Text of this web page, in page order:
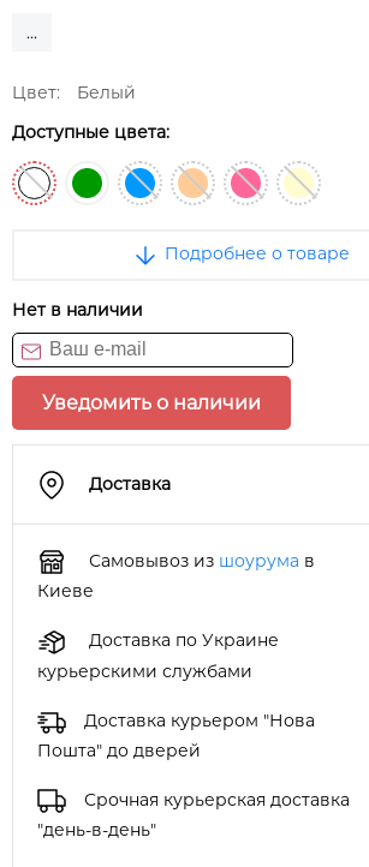
...
Цвет:
Белый
Доступные цвета:
Подробнее о товаре
Нет в наличии
Уведомить о наличии
Доставка
Самовывоз из шоурума в
Киеве
Доставка по Украине
курьерскими службами
Доставка курьером "Нова
Пошта" до дверей
Срочная курьерская доставка
"день-в-день"